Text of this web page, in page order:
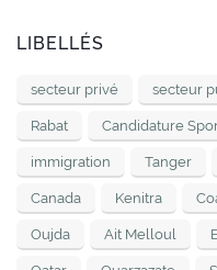
LIBELLÉS
secteur privé secteur
Rabat Candidature
immigration Tanger
Canada Kenitra
Oujda Ait Melloul